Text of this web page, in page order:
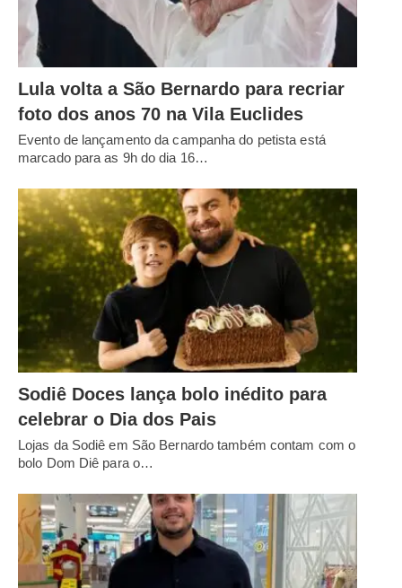
Lula volta a São Bernardo para recriar
foto dos anos 70 na Vila Euclides
Evento de lançamento da campanha do petista está
marcado para as 9h do dia 16…
Sodiê Doces lança bolo inédito para
celebrar o Dia dos Pais
Lojas da Sodiê em São Bernardo também contam com o
bolo Dom Diê para o…